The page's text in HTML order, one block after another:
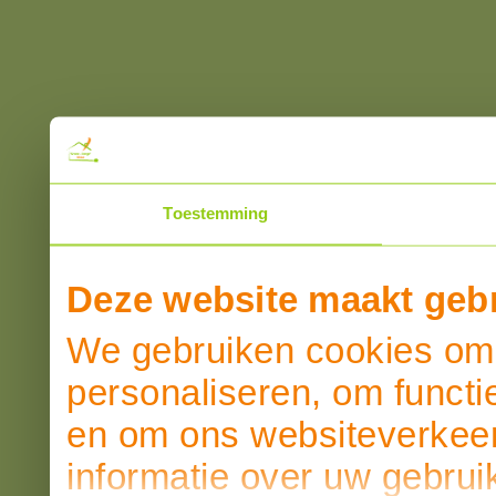
Toestemming
Deze website maakt
We gebruiken cookies
personaliseren, om
en om ons
informatie over uw